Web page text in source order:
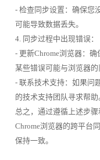
- 检查同步设置：确保您
可能导致数据丢失。
4. 同步过程中出现错误：
- 更新Chrome浏览器：
某些错误可能与浏览器的
- 联系技术支持：如果问
的技术支持团队寻求帮
总之，通过遵循上述步
Chrome浏览器的跨平台
保持一致。